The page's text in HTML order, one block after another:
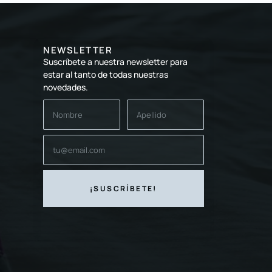
NEWSLETTER
Suscríbete a nuestra newsletter para
estar al tanto de todas nuestras
novedades.